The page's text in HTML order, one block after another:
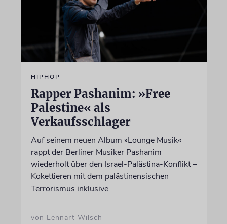
HIPHOP
Rapper Pashanim: »Free
Palestine« als
Verkaufsschlager
Auf seinem neuen Album »Lounge Musik«
rappt der Berliner Musiker Pashanim
wiederholt über den Israel-Palästina-Konflikt –
Kokettieren mit dem palästinensischen
Terrorismus inklusive
von Lennart Wilsch